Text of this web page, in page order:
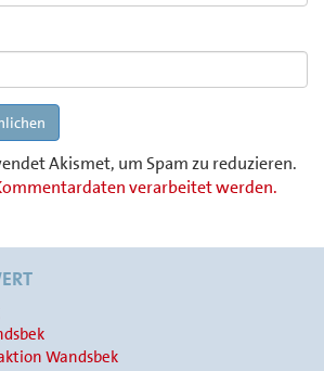
Akismet, um Spam zu reduzieren.
verarbeitet werden.
Wandsbek